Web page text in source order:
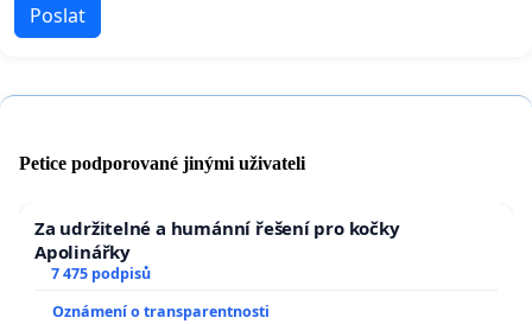
Poslat
Petice podporované jinými uživateli
Za udržitelné a humánní řešení pro kočky
Apolinářky
7 475 podpisů
Oznámení o transparentnosti